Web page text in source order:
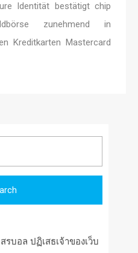
Identität bestätigt chip
zunehmend in
Kreditkarten Mastercard
บอล ปฏิเสธเจ้าของเว็บ